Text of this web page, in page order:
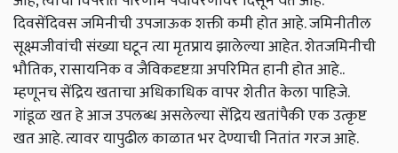
दिवसेंदिवस जमिनीची उपजाऊक शक्ती कमी होत आहे. जमिनीतील
सूक्ष्मजीवांची संख्या घटून त्या मृतप्राय झालेल्या आहेत. शेतजमिनीची
भौतिक, रासायनिक व जैविकदृष्टय़ा अपरिमित हानी होत आहे..
म्हणूनच सेंद्रिय खताचा अधिकाधिक वापर शेतीत केला पाहिजे.
गांडूळ खत हे आज उपलब्ध असलेल्या सेंद्रिय खतांपैकी एक उत्कृष्ट
खत आहे. त्यावर यापुढील काळात भर देण्याची नितांत गरज आहे.